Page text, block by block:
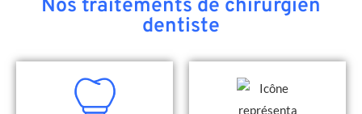
Nos traitements de chirurgien
dentiste